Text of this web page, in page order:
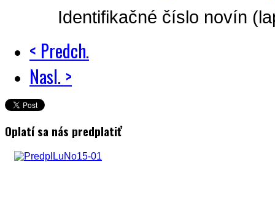
Identifikačné číslo novín
< Predch.
Nasl. >
Oplatí sa nás predplatiť